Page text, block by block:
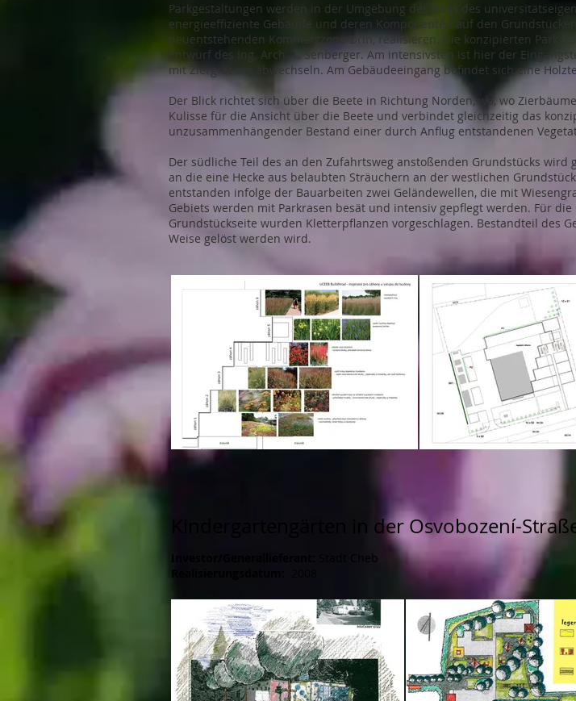
Parkgestaltungen werden in der Umgebung des Baus des
energieeffiziente Gebäude und deren Komponenten auf den
neuentstehenden Kommerzzone Dřín, realisieren. Die konzipierten
Entwurf des Ing. Arch. T. Šenberger. Am intensivsten ist hier der
mit Ziergräsern abwechseln. Am Gebäudeeingang befindet sich eine
Der Blick richtet sich über die Beete in Richtung Norden, wo, wo
Kulisse für die Ansicht über die Beete und verbindet gleichzeitig das
unzusammenhängender Bestand einer durch Anflug entstandenen
Der südliche Teil des an den Zufahrtsweg anstoßenden Grundstücks
an die eine Hecke aus belaubten Sträuchern an der westlichen
entstanden infolge der Bauarbeiten zwei Geländewellen, die mit
Gebiets werden mit Parkrasen besät und intensiv gepflegt werden. Für
Grundstückseite wurden Kletterpflanzen vorgeschlagen. Bestandteil des
Weise gelöst werden wird.
Kindergartengärten in der Osvobození-
Stadt Cheb